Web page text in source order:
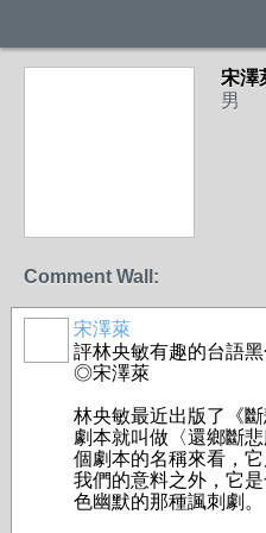
宋澤
男
Comment Wall:
宋澤萊
評林央敏有趣的台語
◎宋澤萊
林央敏最近出版了《
劇本就叫做〈還鄉斷
個劇本的名稱來看，
我們的意料之外，它
色幽默的那種諷刺劇。